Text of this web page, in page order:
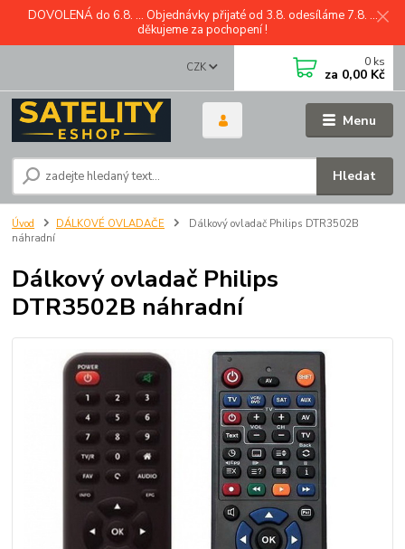
DOVOLENÁ do 6.8. ... Objednávky přijaté od 3.8. odesíláme 7.8. ...
děkujeme za pochopení !
Menu
CZK
Hledat
0 ks
za 0,00 Kč
Úvod DÁLKOVÉ OVLADAČE
Dálkový ovladač Philips DTR3502B
náhradní
Dálkový ovladač Philips
DTR3502B náhradní